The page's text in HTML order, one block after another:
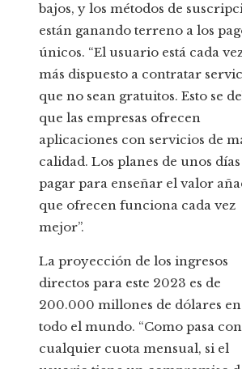
bajos, y los métodos de
están ganando terreno a los
únicos. “El usuario está cada
más dispuesto a contratar
que no sean gratuitos. Esto se
que las empresas ofrecen
aplicaciones con servicios de
calidad. Los planes de unos
pagar para enseñar el valor
que ofrecen funciona cada vez
mejor”.
La proyección de los ingresos
directos para este 2023 es de
200.000 millones de dólares en
todo el mundo. “Como pasa con
cualquier cuota mensual, si el